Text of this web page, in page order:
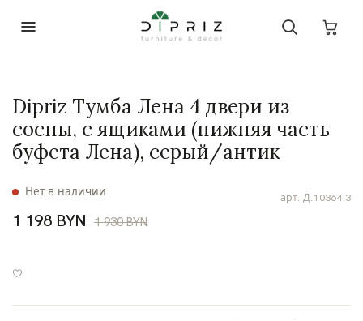
арт. Д.10364.3
Нет в наличии
Dipriz Тумба Лена 4 двери из
сосны, с ящиками (нижняя часть
буфета Лена), серый/антик
1 198 BYN 1 930 BYN